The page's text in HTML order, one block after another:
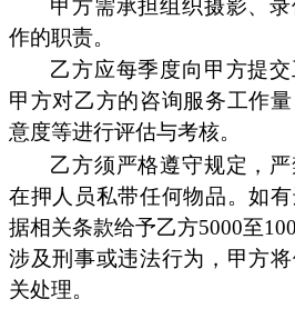
甲方需承担组织摄影、
作的职责。
乙方应每季度向甲方提
甲方对乙方的咨询服务工作
意度等进行评估与考核。
乙方须严格遵守规定，
在押人员私带任何物品。如
据相关条款给予乙方5000至
涉及刑事或违法行为，甲方
关处理。